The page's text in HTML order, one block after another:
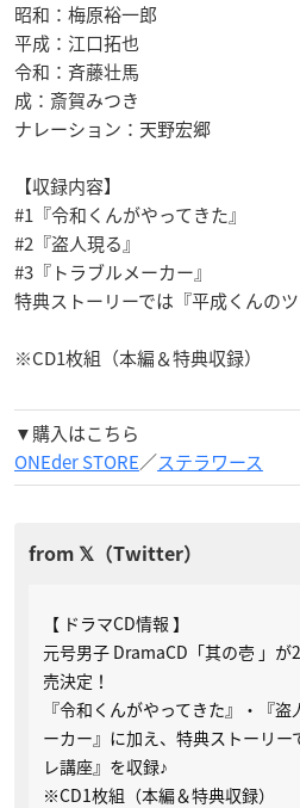
昭和：梅原裕一郎
平成：江口拓也
令和：斉藤壮馬
成：斎賀みつき
ナレーション：天野宏郷
【収録内容】
#1『令和くんがやってきた』
#2『盗人現る』
#3『トラブルメーカー』
特典ストーリーでは『平成くんの
※CD1枚組（本編＆特典収録）
▼購入はこちら
ONEder STORE／ステラワース
【 ドラマCD情報 】
元号男子 DramaCD「其の壱 」
売決定！
『令和くんがやってきた』・『
ーカー』に加え、特典ストーリ
レ講座』を収録♪
※CD1枚組（本編＆特典収録）